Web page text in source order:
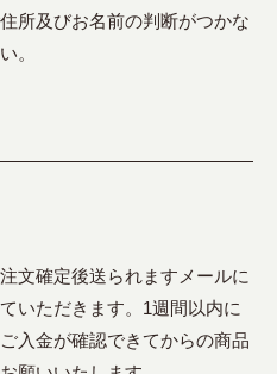
所及びお名前の判断がつかな
。
文確定後送られますメールに
いただきます。1週間以内に
入金が確認できてからの商品